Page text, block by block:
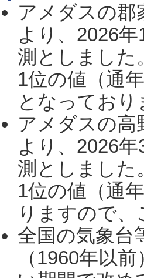
アメダスの郡
より、2026
測としました
1位の値（通
となっており
アメダスの高
より、2026
測としました
1位の値（通
りますので
全国の気象台
（1960年以